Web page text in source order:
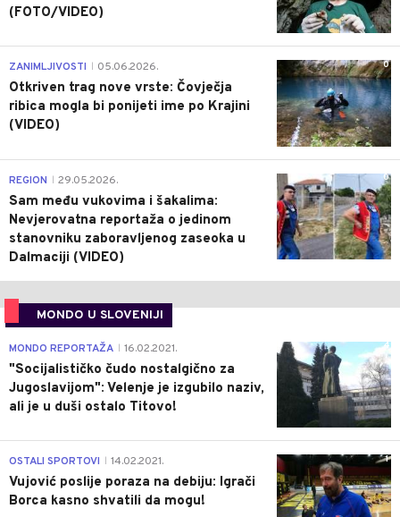
(FOTO/VIDEO)
0
ZANIMLJIVOSTI 05.06.2026.
Otkriven trag nove vrste: Čovječja
ribica mogla bi ponijeti ime po Krajini
(VIDEO)
0
REGION 29.05.2026.
Sam među vukovima i šakalima:
Nevjerovatna reportaža o jedinom
stanovniku zaboravljenog zaseoka u
Dalmaciji (VIDEO)
MONDO U SLOVENIJI
4
MONDO REPORTAŽA 16.02.2021.
"Socijalističko čudo nostalgično za
Jugoslavijom": Velenje je izgubilo naziv,
ali je u duši ostalo Titovo!
1
OSTALI SPORTOVI 14.02.2021.
Vujović poslije poraza na debiju: Igrači
Borca kasno shvatili da mogu!